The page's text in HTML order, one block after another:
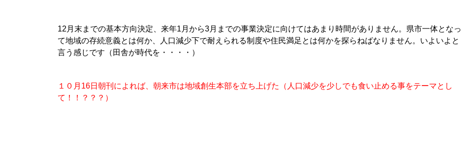
12月末までの基本方向決定、来年1月から3月までの事業決定に向けてはあまり時間がありません。県市一体となっ
て地域の存続意義とは何か、人口減少下で耐えられる制度や住民満足とは何かを探らねばなりません。いよいよと
言う感じです（田舎が時代を・・・・）
１０月16日朝刊によれば、朝来市は地域創生本部を立ち上げた（人口減少を少しでも食い止める事をテーマとし
て！！？？？）